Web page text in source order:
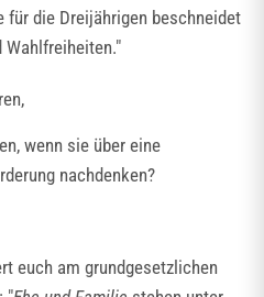
die Dreijährigen beschneidet
Wahlfreiheiten."
wenn sie über eine
nachdenken?
euch am grundgesetzlichen